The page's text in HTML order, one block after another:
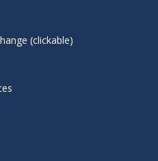
(clickable)